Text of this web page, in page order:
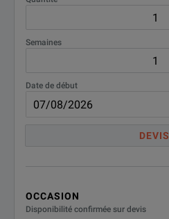
Semaines
Date de début
DEVIS
OCCASION
Disponibilité confirmée sur devis